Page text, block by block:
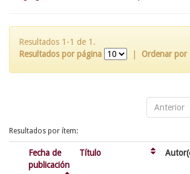
Resultados 1-1 de 1.
Resultados por página
Ordenar por
Anterior
Resultados por ítem:
Fecha de
publicación
Título